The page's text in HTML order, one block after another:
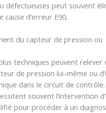
défectueuses peut souvent
d’erreur E90.
du capteur de pression ou
techniques peuvent relever
de pression lui-même ou
dans le circuit de contrôle.
souvent l’intervention
pour procéder à un